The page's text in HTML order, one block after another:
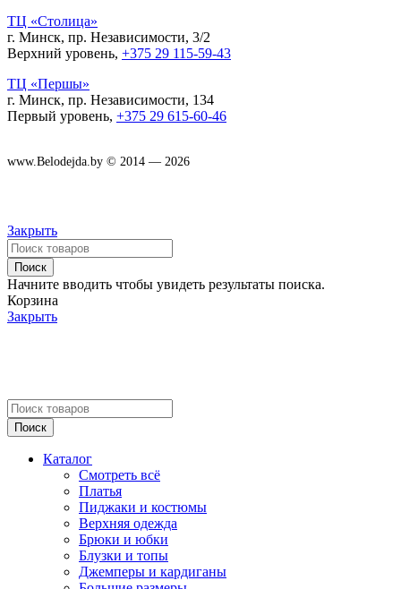
ТЦ «Столица»
г. Минск, пр. Независимости, 3/2
Верхний уровень, +375 29 115-59-43
ТЦ «Першы»
г. Минск, пр. Независимости, 134
Первый уровень, +375 29 615-60-46
www.Belodejda.by © 2014 — 2026
Закрыть
Поиск
Начните вводить чтобы увидеть результаты поиска.
Корзина
Закрыть
Поиск
Каталог
Смотреть всё
Платья
Пиджаки и костюмы
Верхняя одежда
Брюки и юбки
Блузки и топы
Джемперы и кардиганы